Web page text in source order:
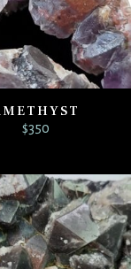
$350